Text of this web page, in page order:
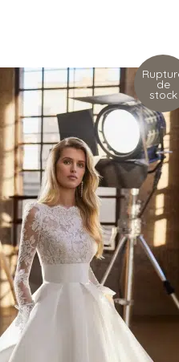
de
stock